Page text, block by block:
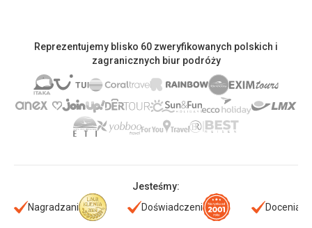
Reprezentujemy blisko 60 zweryfikowanych polskich i
zagranicznych biur podróży
Jesteśmy:
Nagradzani
Doświadczeni Doceniani